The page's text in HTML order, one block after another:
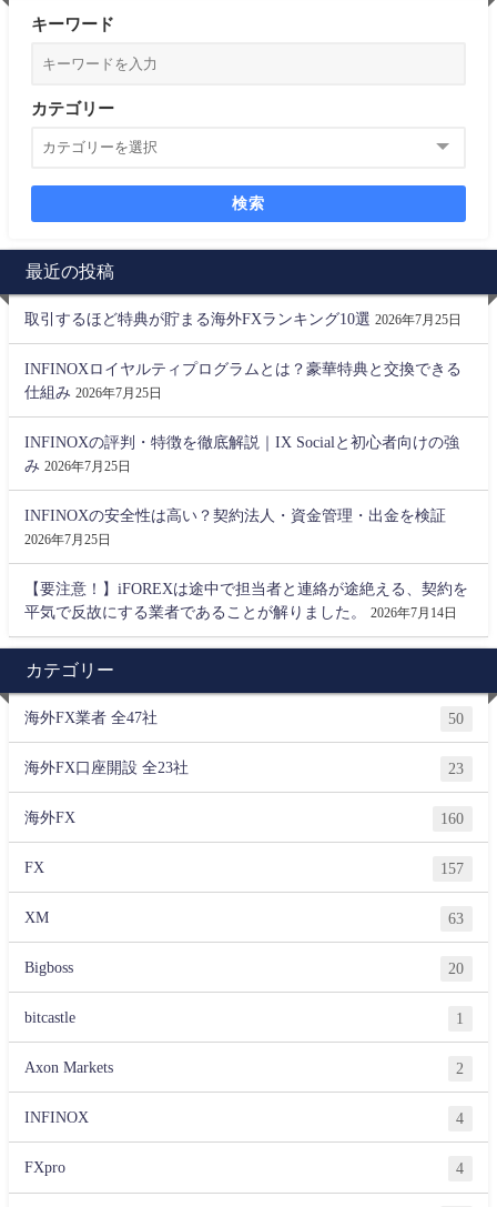
キーワード
カテゴリー
検索
最近の投稿
取引するほど特典が貯まる海外FXランキング10選 2026年7月25日
INFINOXロイヤルティプログラムとは？豪華特典と交換できる
仕組み 2026年7月25日
INFINOXの評判・特徴を徹底解説｜IX Socialと初心者向けの強
み 2026年7月25日
INFINOXの安全性は高い？契約法人・資金管理・出金を検証
2026年7月25日
【要注意！】iFOREXは途中で担当者と連絡が途絶える、契約を
平気で反故にする業者であることが解りました。
2026年7月14日
カテゴリー
海外FX業者 全47社 50
海外FX口座開設 全23社 23
海外FX 160
FX 157
XM 63
Bigboss 20
bitcastle 1
Axon Markets 2
INFINOX 4
FXpro 4